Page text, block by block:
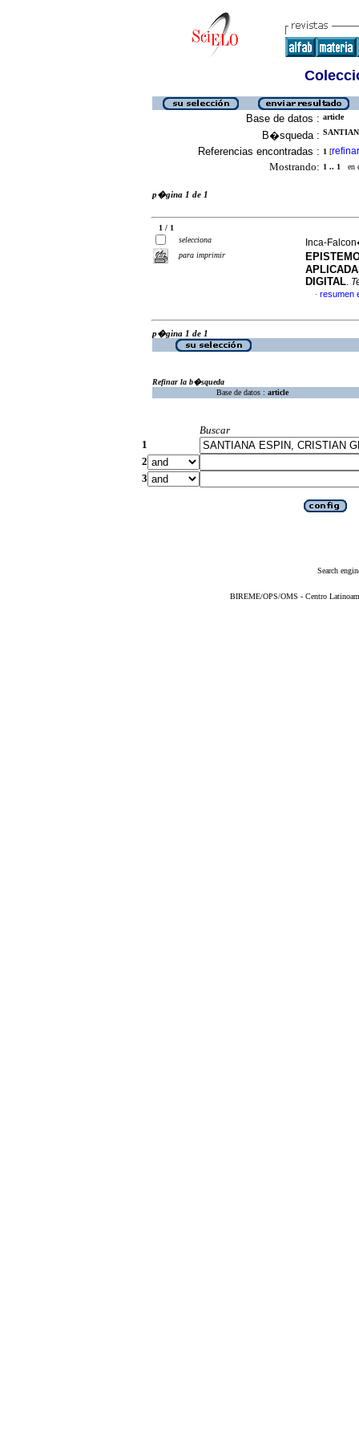
Base de datos : article
B�squeda :
Referencias encontradas : 1 [refinar
Mostrando: 1 .. 1 en
p�gina 1 de 1
1 / 1
selecciona
para imprimir
Inca-
DIGITAL.
· resumen
p�gina 1 de 1
Refinar la b�squeda
Base de datos : article
Buscar
1
2
3
Search
BIREME/OPS/OMS - Centro